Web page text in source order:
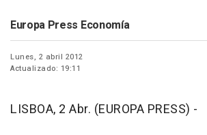
Europa Press Economía
Lunes, 2 abril 2012
Actualizado: 19:11
LISBOA, 2 Abr. (EUROPA PRESS) -